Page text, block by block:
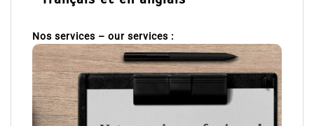
Nos services – our services :